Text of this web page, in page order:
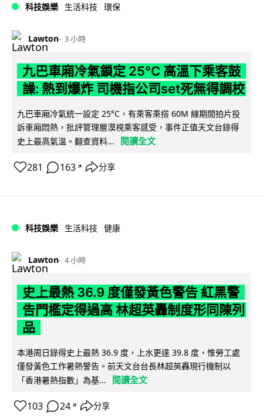
科技娛樂 生活科技 環保
Lawton 3 小時
九巴車廂冷氣鎖定 25°C 高溫下乘客鼓
譟: 熱到爆炸 司機指公司set死無得調校
九巴車廂冷氣統一設定 25°C，有乘客乘搭 60M 線期間拍片投
訴車廂悶熱，批評管理層漠視乘客感受，事件正值天文台錄得
史上最高氣溫。翻查資料...
閱讀全文
281 163 ↗ 分享
科技娛樂 生活科技 健康
Lawton 4 小時
史上最熱 36.9 度僅發黃色警告 紅黑警
告門檻定得過高 林超英轟制度形同陳列
品
本港周日錄得史上最熱 36.9 度，上水更達 39.8 度，惟勞工處
僅發黃色工作暑熱警告。前天文台台長林超英轟現行機制以
「香港暑熱指數」為基...
閱讀全文
103 24 ↗ 分享